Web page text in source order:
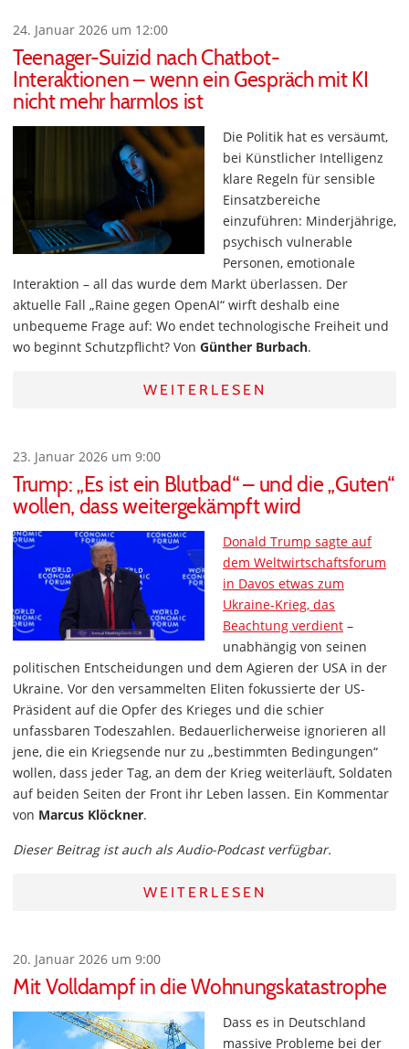
24. Januar 2026 um 12:00
Teenager-Suizid nach Chatbot-
Interaktionen – wenn ein Gespräch mit KI
nicht mehr harmlos ist
Die Politik hat es versäumt,
bei Künstlicher Intelligenz
klare Regeln für sensible
Einsatzbereiche
einzuführen: Minderjährige,
psychisch vulnerable
Personen, emotionale
Interaktion – all das wurde dem Markt überlassen. Der
aktuelle Fall „Raine gegen OpenAI“ wirft deshalb eine
unbequeme Frage auf: Wo endet technologische Freiheit und
wo beginnt Schutzpflicht? Von Günther Burbach.
WEITERLESEN
23. Januar 2026 um 9:00
Trump: „Es ist ein Blutbad“ – und die „Guten“
wollen, dass weitergekämpft wird
Donald Trump sagte auf
dem Weltwirtschaftsforum
in Davos etwas zum
Ukraine-Krieg, das
Beachtung verdient –
unabhängig von seinen
politischen Entscheidungen und dem Agieren der USA in der
Ukraine. Vor den versammelten Eliten fokussierte der US-
Präsident auf die Opfer des Krieges und die schier
unfassbaren Todeszahlen. Bedauerlicherweise ignorieren all
jene, die ein Kriegsende nur zu „bestimmten Bedingungen“
wollen, dass jeder Tag, an dem der Krieg weiterläuft, Soldaten
auf beiden Seiten der Front ihr Leben lassen. Ein Kommentar
von Marcus Klöckner.
Dieser Beitrag ist auch als Audio-Podcast verfügbar.
WEITERLESEN
20. Januar 2026 um 9:00
Mit Volldampf in die Wohnungskatastrophe
Dass es in Deutschland
massive Probleme bei der